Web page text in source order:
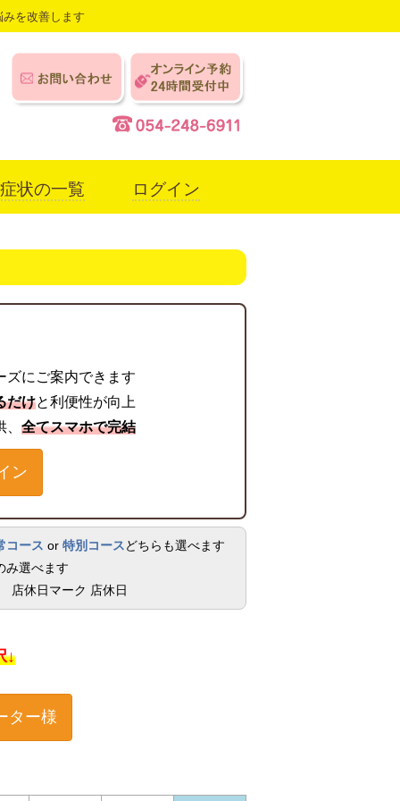
を改善します
状の一覧 ログイン
ズにご案内できます
だけと利便性が向上
全てスマホで完結
ン
コース or 特別コースどちらも選べます
み選べます
店休日
↓
ター様